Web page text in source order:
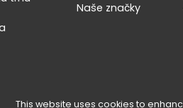
Naše značky
This website uses cookies to